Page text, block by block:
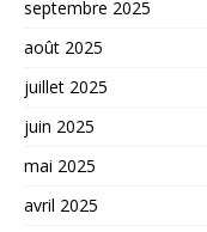
septembre 2025
août 2025
juillet 2025
juin 2025
mai 2025
avril 2025